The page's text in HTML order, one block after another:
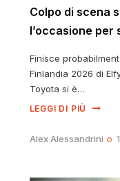
Colpo di scena
l’occasione per
Finisce
Finlandia 2026 di
Toyota si è…
LEGGI DI PIÙ
Alex Alessandrini